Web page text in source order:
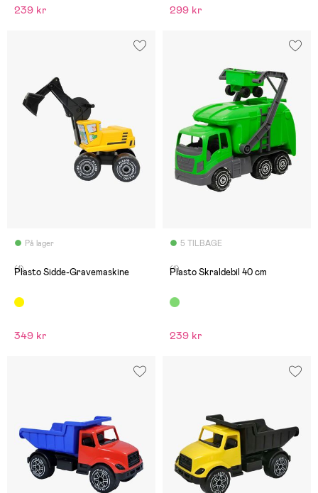
239 kr 299 kr
På lager
(1)
Plasto Sidde-Gravemaskine
349 kr
5 TILBAGE
(1)
Plasto Skraldebil 40 cm
239 kr